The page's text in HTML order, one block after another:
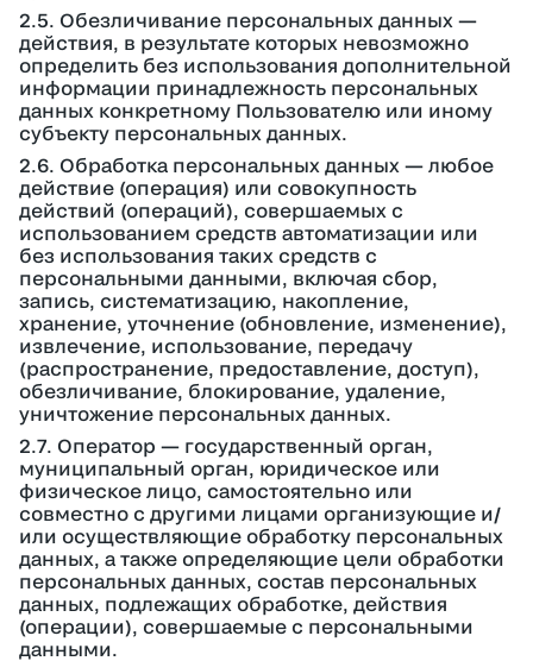
2.5. Обезличивание персональных данных —
действия, в результате которых невозможно
определить без использования дополнительной
информации принадлежность персональных
данных конкретному Пользователю или иному
субъекту персональных данных.
2.6. Обработка персональных данных — любое
действие (операция) или совокупность
действий (операций), совершаемых с
использованием средств автоматизации или
без использования таких средств с
персональными данными, включая сбор,
запись, систематизацию, накопление,
хранение, уточнение (обновление, изменение),
извлечение, использование, передачу
(распространение, предоставление, доступ),
обезличивание, блокирование, удаление,
уничтожение персональных данных.
2.7. Оператор — государственный орган,
муниципальный орган, юридическое или
физическое лицо, самостоятельно или
совместно с другими лицами организующие и/
или осуществляющие обработку персональных
данных, а также определяющие цели обработки
персональных данных, состав персональных
данных, подлежащих обработке, действия
(операции), совершаемые с персональными
данными.